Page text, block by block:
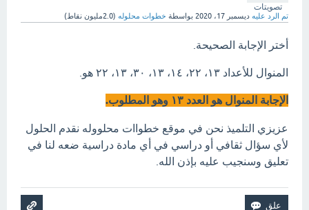
تصويتات
تم الرد عليه ديسمبر 17، 2020 بواسطة خطوات محلوله (2.0مليون نقاط)
أختر الإجابة الصحيحة.
المنوال للأعداد ١٣، ٢٢، ١٤، ١٣، ٣٠، ١٣، ٢٢ هو.
الإجابة المنوال هو العدد ١٣ وهو المطلوب.
عزيزي التلميذ نحن في موقع خطواات محلووله نقدم الحلول
لأي سؤال ثقافي أو دراسي في أي مادة دراسية ضعه لنا في
تعليق وسنجيب عليه بإذن الله.